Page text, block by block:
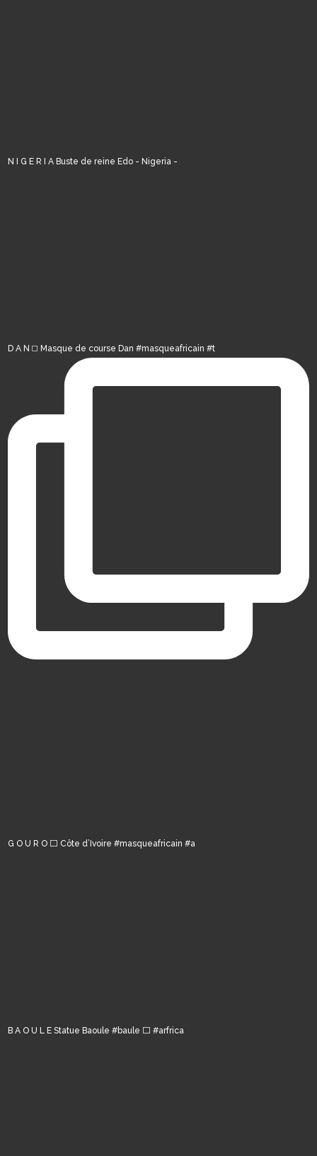
N I G E R I A Buste de reine Edo - Nigeria -
D A N ◻️ Masque de course Dan #masqueafricain #t
G O U R O ⬜️ Côte d’Ivoire #masqueafricain #a
B A O U L E Statue Baoule #baule ⬜️ #arfrica